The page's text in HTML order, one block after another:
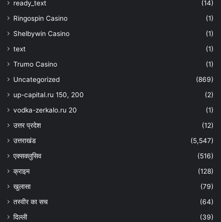
ready_text
(14)
Ringospin Casino
(1)
Shelbywin Casino
(1)
text
(1)
Trumo Casino
(1)
Uncategorized
(869)
up-capital.ru 150, 200
(2)
vodka-zerkalo.ru 20
(1)
उत्तर प्रदेश
(12)
उत्तराखंड
(5,547)
एक्सक्लुसिव
(516)
क्राइम
(128)
खुलासा
(79)
तस्वीर का सच
(64)
दिल्ली
(39)